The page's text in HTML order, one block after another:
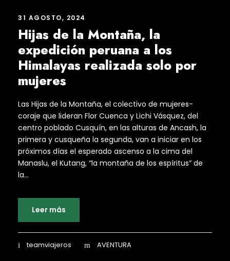
31 AGOSTO, 2024
Hijas de la Montaña, la
expedición peruana a los
Himalayas realizada solo por
mujeres
Las Hijas de la Montaña, el colectivo de mujeres-
coraje que lideran Flor Cuenca y Lichi Vásquez, del
centro poblado Cusquín, en las alturas de Ancash, la
primera y cusqueña la segunda, van a iniciar en los
próximos días el esperado ascenso a la cima del
Manaslu, el Kutang, “la montaña de los espíritus” de
la...
Leer más
teamviajeros AVENTURA